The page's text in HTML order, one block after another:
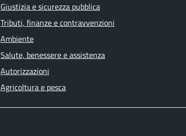
Giustizia e sicurezza pubblica
Tributi, finanze e contravvenzioni
Ambiente
Salute, benessere e assistenza
Autorizzazioni
Agricoltura e pesca